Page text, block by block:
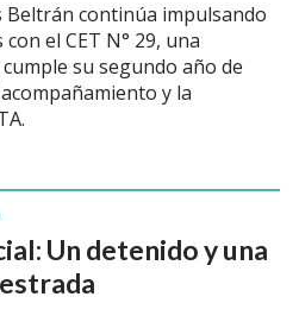
Beltrán continúa impulsando
el CET N° 29, una
su segundo año de
y la
Un detenido y una